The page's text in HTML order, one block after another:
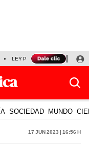
LEY PULPÍN PRECIO DEL
SOCIEDAD MUNDO
17 Jun 2023 | 16:56 h